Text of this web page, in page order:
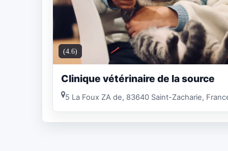
(4.6)
Clinique vétérinaire de la source
5 La Foux ZA de, 83640 Saint-Zacharie,